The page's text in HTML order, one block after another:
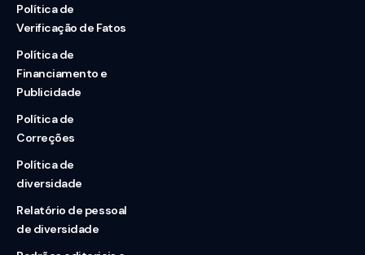
Política de
Verificação de Fatos
Política de
Financiamento e
Publicidade
Política de
Correções
Política de
diversidade
Relatório de pessoal
de diversidade